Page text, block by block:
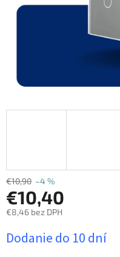
€10,90 –4 %
€10,40
€8,46 bez DPH
cena:
Dodanie do 10 dní